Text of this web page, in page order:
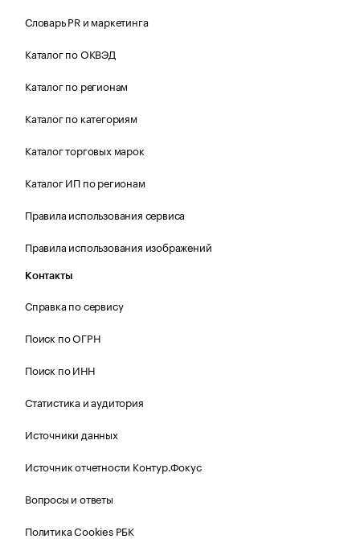
Словарь PR и маркетинга
Каталог по ОКВЭД
Каталог по регионам
Каталог по категориям
Каталог торговых марок
Каталог ИП по регионам
Правила использования сервиса
Правила использования изображений
Контакты
Справка по сервису
Поиск по ОГРН
Поиск по ИНН
Статистика и аудитория
Источники данных
Источник отчетности Контур.Фокус
Вопросы и ответы
Политика Cookies РБК